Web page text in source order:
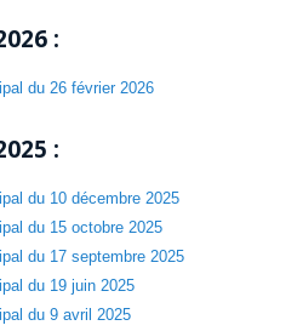
:
du 26 février 2026
:
du 10 décembre 2025
du 15 octobre 2025
du 17 septembre 2025
du 19 juin 2025
du 9 avril 2025